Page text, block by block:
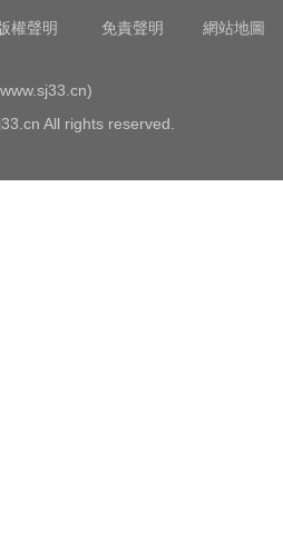
權聲明 免責聲明 網站地圖
All rights reserved.